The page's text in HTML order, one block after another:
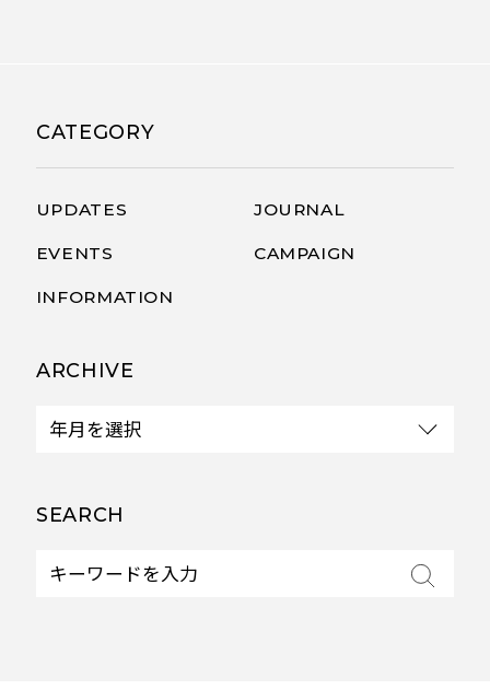
CATEGORY
UPDATES JOURNAL
EVENTS CAMPAIGN
INFORMATION
ARCHIVE
SEARCH